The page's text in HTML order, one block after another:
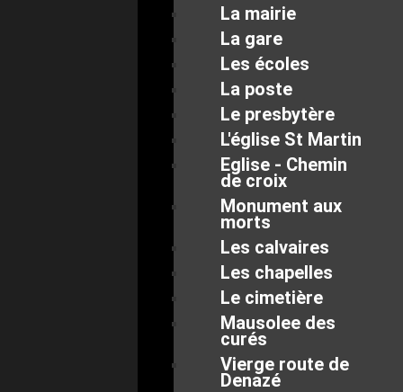
La mairie
La gare
Les écoles
La poste
Le presbytère
L'église St Martin
Eglise - Chemin
de croix
Monument aux
morts
Les calvaires
Les chapelles
Le cimetière
Mausolee des
curés
Vierge route de
Denazé